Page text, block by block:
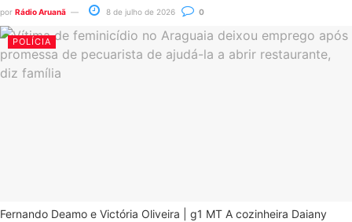
por Rádio Aruanã 8 de julho de 2026 0
POLÍCIA
Fernando Deamo e Victória Oliveira | g1 MT A cozinheira Daiany